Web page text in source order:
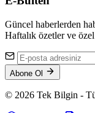
Güncel haberlerden
Haftalık özetler ve
Abone Ol
© 2026 Tek Bilgin -